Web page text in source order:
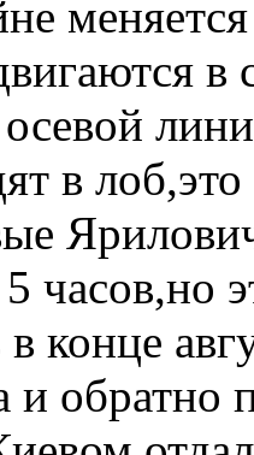
в
часов,но
конце
и обратно